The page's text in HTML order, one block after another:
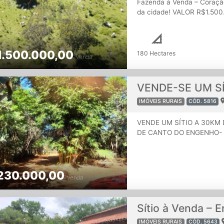
Venda
Fazenda à Venda –
da cidade! VALOR
bebedouros e represas
casas de colono (sendo
às margens da rodovia,
com estrutura pronta
180 Hectares
IMÓVEIS RURAIS CÓD. 5816
Venda
VENDE UM SÍTIO A 30KM
DE CANTO DO
INDIVIDUAL, JÁ COM
TELEFONE -CASA
DOCUMENTADO -
IMÓVEIS RURAIS CÓD. 5643